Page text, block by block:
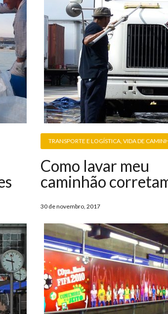
TRANSPORTE E LOGÍSTICA, VIDA DE
Como lavar meu
caminhão
30 de novembro, 2017